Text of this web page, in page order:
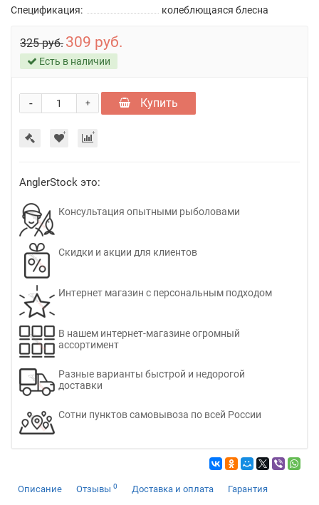
Спецификация:
колеблющаяся блесна
325 руб. 309 руб.
Есть в наличии
+
- Купить
AnglerStock это:
Консультация опытными рыболовами
Скидки и акции для клиентов
Интернет магазин с персональным подходом
В нашем интернет-магазине огромный
ассортимент
Разные варианты быстрой и недорогой
доставки
Сотни пунктов самовывоза по всей России
Описание Отзывы 0 Доставка и оплата Гарантия